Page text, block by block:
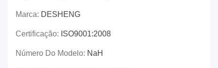
Marca: DESHENG
Certificação: ISO9001:2008
Número Do Modelo: NaH